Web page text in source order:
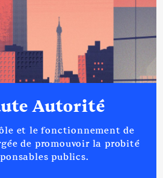
Autorité
et le fonctionnement de
de promouvoir la probité
publics.